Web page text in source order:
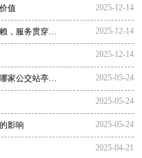
值 2025-12-14
，服务贯穿全
2025-12-14
2025-12-14
家公交站亭生
2025-05-24
2025-05-24
影响 2025-05-24
2025-04-21